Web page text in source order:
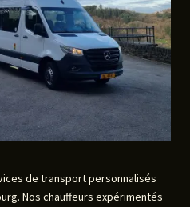
de transport personnalisés
Nos chauffeurs expérimentés